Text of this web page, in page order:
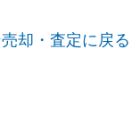
却・査定に戻る